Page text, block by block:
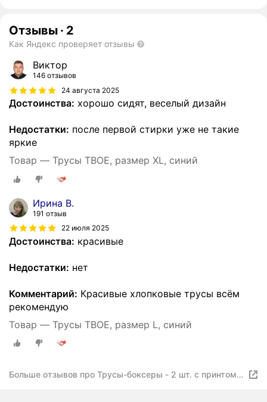
Отзывы · 2
Как Яндекс проверяет отзывы
Виктор
146 отзывов
24 августа 2025
Достоинства: хорошо сидят, веселый дизайн
Недостатки: после первой стирки уже не такие
яркие
Товар — Трусы ТВОЕ, размер XL, синий
Ирина В.
191 отзыв
22 июля 2025
Достоинства: красивые
Недостатки: нет
Комментарий: Красивые хлопковые трусы всём
рекомендую
Товар — Трусы ТВОЕ, размер L, синий
Больше отзывов про Трусы-боксеры - 2 шт. с принтом